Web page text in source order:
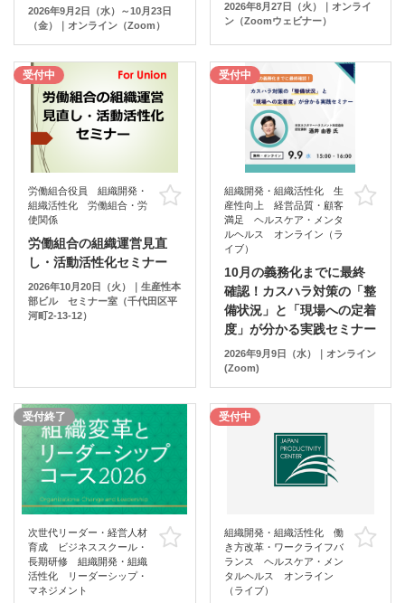
2026年9月2日（水）～10月23日
（金）｜オンライン（Zoom）
2026年8月27日（火）｜オンライ
ン（Zoomウェビナー）
受付中
労働組合役員 組織開発・
組織活性化 労働組合・労
使関係
お気に入り
労働組合の組織運営見直
し・活動活性化セミナー
2026年10月20日（火）｜生産性本
部ビル セミナー室（千代田区平
河町2-13-12）
受付中
組織開発・組織活性化 生
産性向上 経営品質・顧客
満足 ヘルスケア・メンタ
ルヘルス オンライン（ラ
イブ）
10月の義務化までに最終
確認！カスハラ対策の「整
備状況」と「現場への定着
度」が分かる実践セミナー
2026年9月9日（水）｜オンライン
(Zoom)
受付終了
次世代リーダー・経営人材
育成 ビジネススクール・
長期研修 組織開発・組織
活性化 リーダーシップ・
マネジメント
お気に入り
受付中
組織開発・組織活性化 働
き方改革・ワークライフバ
ランス ヘルスケア・メン
タルヘルス オンライン
（ライブ）